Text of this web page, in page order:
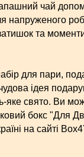
чай
напруженого
та
для пари,
ідея
яке свято. Ви
бокс "Для
на сайті